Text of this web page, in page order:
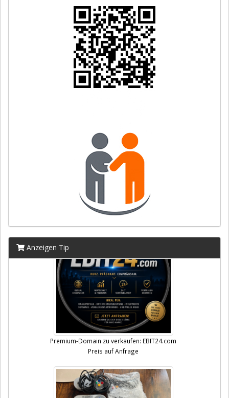
Anzeigen Tip
Premium-Domain zu verkaufen: EBIT24.com
Preis auf Anfrage